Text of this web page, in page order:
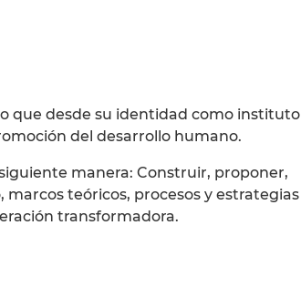
que desde su identidad como instituto
del desarrollo humano.
manera: Construir, proponer,
teóricos, procesos y estrategias
transformadora.